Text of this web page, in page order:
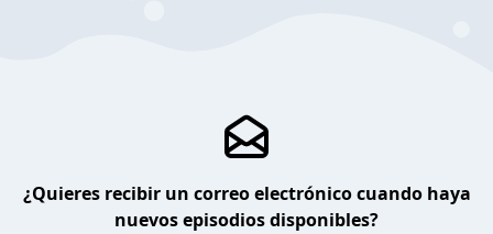
¿Quieres recibir un correo electrónico cuando haya
nuevos episodios disponibles?